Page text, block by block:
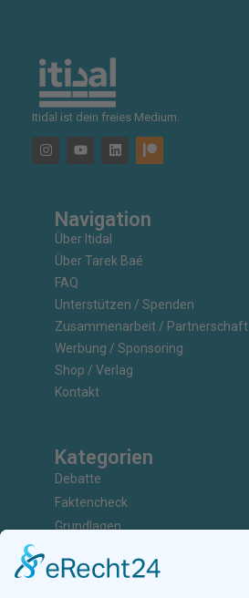
Itidal ist dein freies Medium.
Navigation
Über Itidal
Über Tarek Baé
FAQ
Unterstützen / Spenden
Zusammenarbeit / Partnerschaft
Werbung / Sponsoring
Shop / Verlag
Kontakt
Kategorien
Debatte
Faktencheck
Grundlagen
Kunst & Kultur